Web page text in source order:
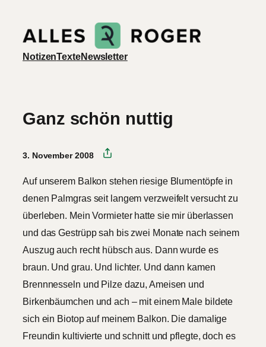
Inhalt
springen
NotizenTexteNewsletter
Ganz schön nuttig
3. November 2008
Auf unserem Balkon stehen riesige Blumentöpfe in
denen Palmgras seit langem verzweifelt versucht zu
überleben. Mein Vormieter hatte sie mir überlassen
und das Gestrüpp sah bis zwei Monate nach seinem
Auszug auch recht hübsch aus. Dann wurde es
braun. Und grau. Und lichter. Und dann kamen
Brennnesseln und Pilze dazu, Ameisen und
Birkenbäumchen und ach – mit einem Male bildete
sich ein Biotop auf meinem Balkon. Die damalige
Freundin kultivierte und schnitt und pflegte, doch es